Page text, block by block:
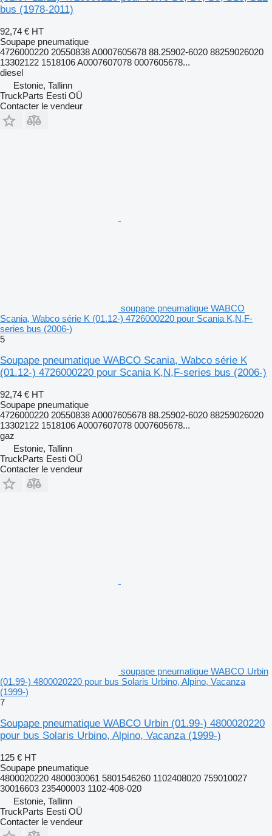
bus (1978-2011)
92,74 € HT
Soupape pneumatique
4726000220 20550838 A0007605678 88.25902-6020 88259026020
13302122 1518106 A0007607078 0007605678...
diesel
Estonie, Tallinn
TruckParts Eesti OÜ
Contacter le vendeur
soupape pneumatique WABCO
Scania, Wabco série K (01.12-) 4726000220 pour Scania K,N,F-
series bus (2006-)
5
Soupape pneumatique WABCO Scania, Wabco série K
(01.12-) 4726000220 pour Scania K,N,F-series bus (2006-)
92,74 € HT
Soupape pneumatique
4726000220 20550838 A0007605678 88.25902-6020 88259026020
13302122 1518106 A0007607078 0007605678...
gaz
Estonie, Tallinn
TruckParts Eesti OÜ
Contacter le vendeur
soupape pneumatique WABCO Urbin
(01.99-) 4800020220 pour bus Solaris Urbino, Alpino, Vacanza
(1999-)
7
Soupape pneumatique WABCO Urbin (01.99-) 4800020220
pour bus Solaris Urbino, Alpino, Vacanza (1999-)
125 € HT
Soupape pneumatique
4800020220 4800030061 5801546260 1102408020 759010027
30016603 235400003 1102-408-020
Estonie, Tallinn
TruckParts Eesti OÜ
Contacter le vendeur